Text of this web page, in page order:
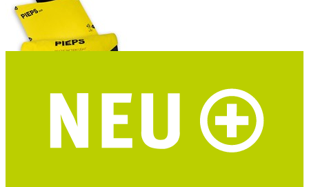
PIEPS Bivy Duo Biwaksack
2 Personen - 8 verstärkte Ösen - geeignet als Nottrage